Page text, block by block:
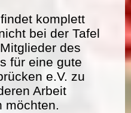
komplett
bei der Tafel
des
für eine gute
e.V. zu
Arbeit
möchten.